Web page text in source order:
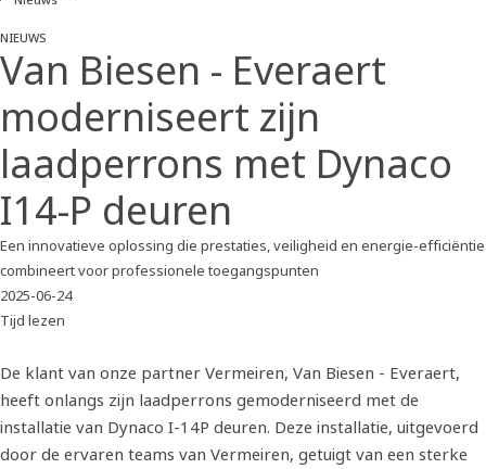
NIEUWS
Van Biesen - Everaert
moderniseert zijn
laadperrons met Dynaco
I14-P deuren
Een innovatieve oplossing die prestaties, veiligheid en energie-efficiëntie
combineert voor professionele toegangspunten
2025-06-24
Tijd lezen
De klant van onze partner Vermeiren, Van Biesen - Everaert,
heeft onlangs zijn laadperrons gemoderniseerd met de
installatie van Dynaco I-14P deuren. Deze installatie, uitgevoerd
door de ervaren teams van Vermeiren, getuigt van een sterke